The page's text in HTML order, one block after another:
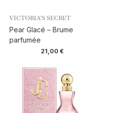
VICTORIA’S SECRET
Pear Glacé – Brume
parfumée
21,00 €